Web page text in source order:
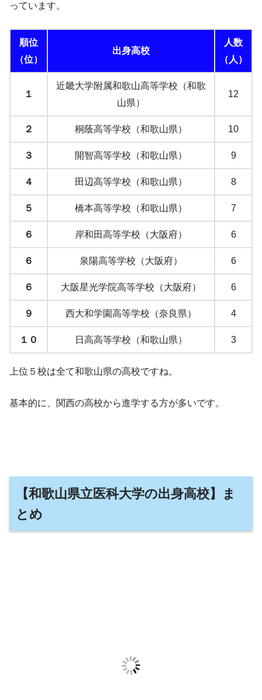
っています。
順位
（位）
出身高校
人数
（人）
１
近畿大学附属和歌山高等学校（和歌
山県）
12
２ 桐蔭高等学校（和歌山県） 10
３ 開智高等学校（和歌山県） 9
４ 田辺高等学校（和歌山県） 8
５ 橋本高等学校（和歌山県） 7
６ 岸和田高等学校（大阪府） 6
６ 泉陽高等学校（大阪府） 6
６ 大阪星光学院高等学校（大阪府） 6
９ 西大和学園高等学校（奈良県） 4
１０ 日高高等学校（和歌山県） 3
上位５校は全て和歌山県の高校ですね。
基本的に、関西の高校から進学する方が多いです。
【和歌山県立医科大学の出身高校】ま
とめ